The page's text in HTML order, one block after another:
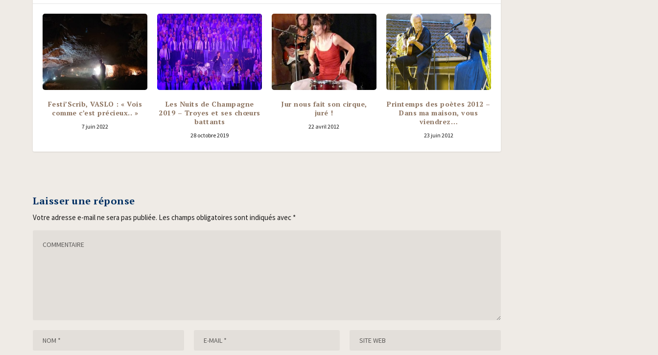
Festi’Scrib, VASLO : « Vois
comme c’est précieux.. »
7 juin 2022
Les Nuits de Champagne
2019 – Troyes et ses chœurs
battants
28 octobre 2019
Jur nous fait son cirque,
juré !
22 avril 2012
Printemps des poètes 2012 –
Dans ma maison, vous
viendrez…
23 juin 2012
Laisser une réponse
Votre adresse e-mail ne sera pas publiée. Les champs obligatoires sont indiqués avec *